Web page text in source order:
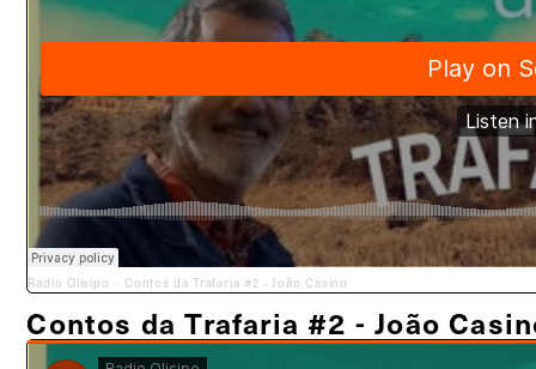
Radio Olisipo · Contos da Trafaria #2 - João Casino
Contos da Trafaria #2 - João